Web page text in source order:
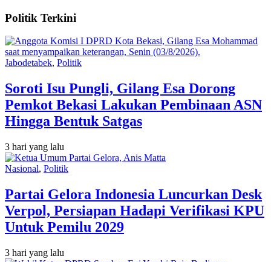
Politik Terkini
Jabodetabek, Politik
Soroti Isu Pungli, Gilang Esa Dorong
Pemkot Bekasi Lakukan Pembinaan ASN
Hingga Bentuk Satgas
3 hari yang lalu
Nasional, Politik
Partai Gelora Indonesia Luncurkan Desk
Verpol, Persiapan Hadapi Verifikasi KPU
Untuk Pemilu 2029
3 hari yang lalu